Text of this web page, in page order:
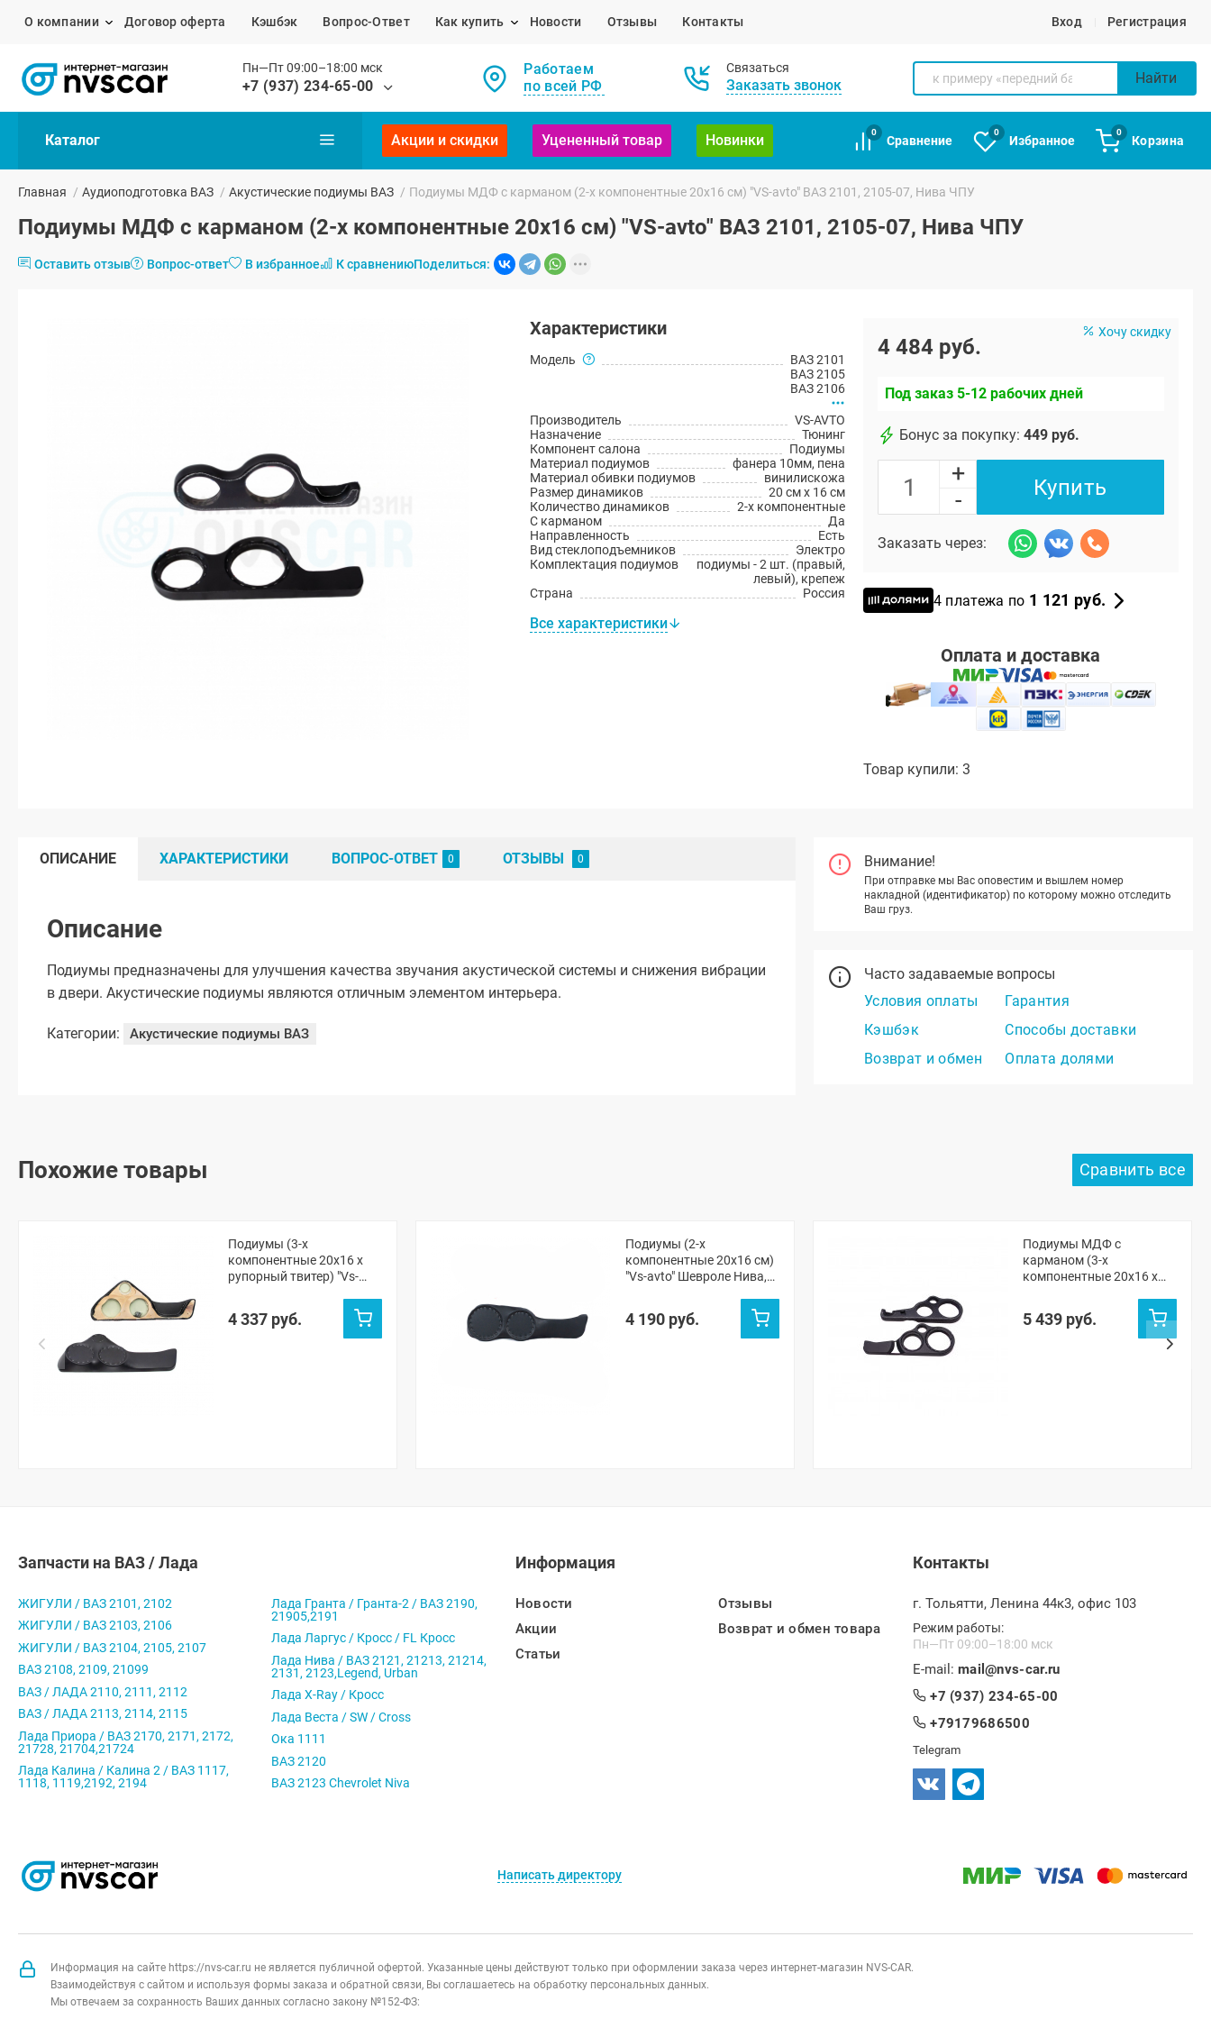
О компании Договор оферта Кэшбэк Вопрос-Ответ Как купить Новости Отзывы Контакты Вход Регистрация
Пн—Пт 09:00–18:00 мск
+7 (937) 234-65-00
Работаем
по всей РФ
Связаться
Заказать звонок Найти
Каталог Акции и скидки Уцененный товар Новинки
0
Сравнение
0
Избранное
0
Корзина
Главная / Аудиоподготовка ВАЗ / Акустические подиумы ВАЗ / Подиумы МДФ с карманом (2-х компонентные 20x16 см) "VS-avto" ВАЗ 2101, 2105-07, Нива ЧПУ
Подиумы МДФ с карманом (2-х компонентные 20x16 см) "VS-avto" ВАЗ 2101, 2105-07, Нива ЧПУ
Оставить отзыв Вопрос-ответ В избранное К сравнениюПоделиться:
Характеристики
Модель
ВАЗ 2101
ВАЗ 2105
ВАЗ 2106
Производитель
VS-AVTO
Назначение
Тюнинг
Компонент салона
Подиумы
Материал подиумов
фанера 10мм, пена
Материал обивки подиумов
винилискожа
Размер динамиков
20 см x 16 см
Количество динамиков
2-х компонентные
С карманом
Да
Направленность
Есть
Вид стеклоподъемников
Электро
Комплектация подиумов
подиумы - 2 шт. (правый,
левый), крепеж
Страна
Россия
Все характеристики
Хочу скидку
4 484 руб.
Под заказ 5-12 рабочих дней
Бонус за покупку: 449 руб.
+
-
Купить
Заказать через:
4 платежа по 1 121 руб.
Оплата и доставка
Товар купили: 3
Внимание!
При отправке мы Вас оповестим и вышлем номер
накладной (идентификатор) по которому можно отследить
Ваш груз.
Часто задаваемые вопросы
Условия оплаты
Гарантия
Кэшбэк
Способы доставки
Возврат и обмен
Оплата долями
ОПИСАНИЕ ХАРАКТЕРИСТИКИ ВОПРОС-ОТВЕТ ОТЗЫВЫ
Описание
Подиумы предназначены для улучшения качества звучания акустической системы и снижения вибрации
в двери. Акустические подиумы являются отличным элементом интерьера.
Категории: Акустические подиумы ВАЗ
Похожие товары
Подиумы (3-х
компонентные 20x16 x
рупорный твитер) "Vs-
4 337 руб.
Подиумы (2-х
компонентные 20x16 см)
"Vs-avto" Шевроле Нива,
4 190 руб.
Подиумы МДФ с
карманом (3-х
компонентные 20x16 x
avto" ВАЗ 2101, 2105-07,
Нива ЧПУ
5 439 руб.
Запчасти на ВАЗ / Лада
ЖИГУЛИ / ВАЗ 2101, 2102
ЖИГУЛИ / ВАЗ 2103, 2106
ЖИГУЛИ / ВАЗ 2104, 2105, 2107
ВАЗ 2108, 2109, 21099
ВАЗ / ЛАДА 2110, 2111, 2112
ВАЗ / ЛАДА 2113, 2114, 2115
Лада Приора / ВАЗ 2170, 2171, 2172,
21728, 21704,21724
Лада Калина / Калина 2 / ВАЗ 1117,
1118, 1119,2192, 2194
Лада Гранта / Гранта-2 / ВАЗ 2190,
21905,2191
Лада Ларгус / Кросс / FL Кросс
Лада Нива / ВАЗ 2121, 21213, 21214,
2131, 2123,Legend, Urban
Лада X-Ray / Кросс
Лада Веста / SW / Cross
Ока 1111
ВАЗ 2120
ВАЗ 2123 Chevrolet Niva
Информация
Новости
Акции
Статьи
Отзывы
Возврат и обмен товара
Контакты
г. Тольятти, Ленина 44к3, офис 103
Режим работы:
Пн—Пт 09:00–18:00 мск
E-mail: mail@nvs-car.ru
+7 (937) 234-65-00
+79179686500
Telegram
Написать директору
Информация на сайте https://nvs-car.ru не является публичной офертой. Указанные цены действуют только при оформлении заказа через интернет-магазин NVS-CAR.
Взаимодействуя с сайтом и используя формы заказа и обратной связи, Вы соглашаетесь на обработку персональных данных.
Мы отвечаем за сохранность Ваших данных согласно закону №152-ФЗ: